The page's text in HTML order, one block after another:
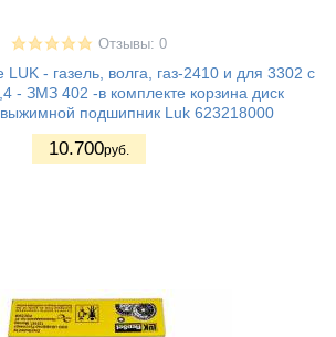
Отзывы: 0
- газель, волга, газ-2410 и для 3302 с
- ЗМЗ 402 -в комплекте корзина диск
подшипник Luk 623218000
10.700руб.